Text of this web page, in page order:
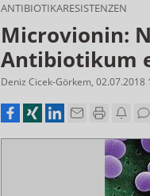
ANTIBIOTIKARESISTENZEN
Microvionin:
Antibiotikum
Deniz Cicek-Görkem, 02.07.2018